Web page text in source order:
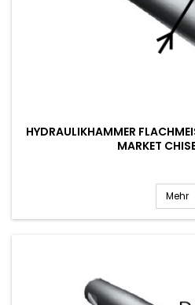
HYDRAULIKHAMMER
ARKET
Mehr